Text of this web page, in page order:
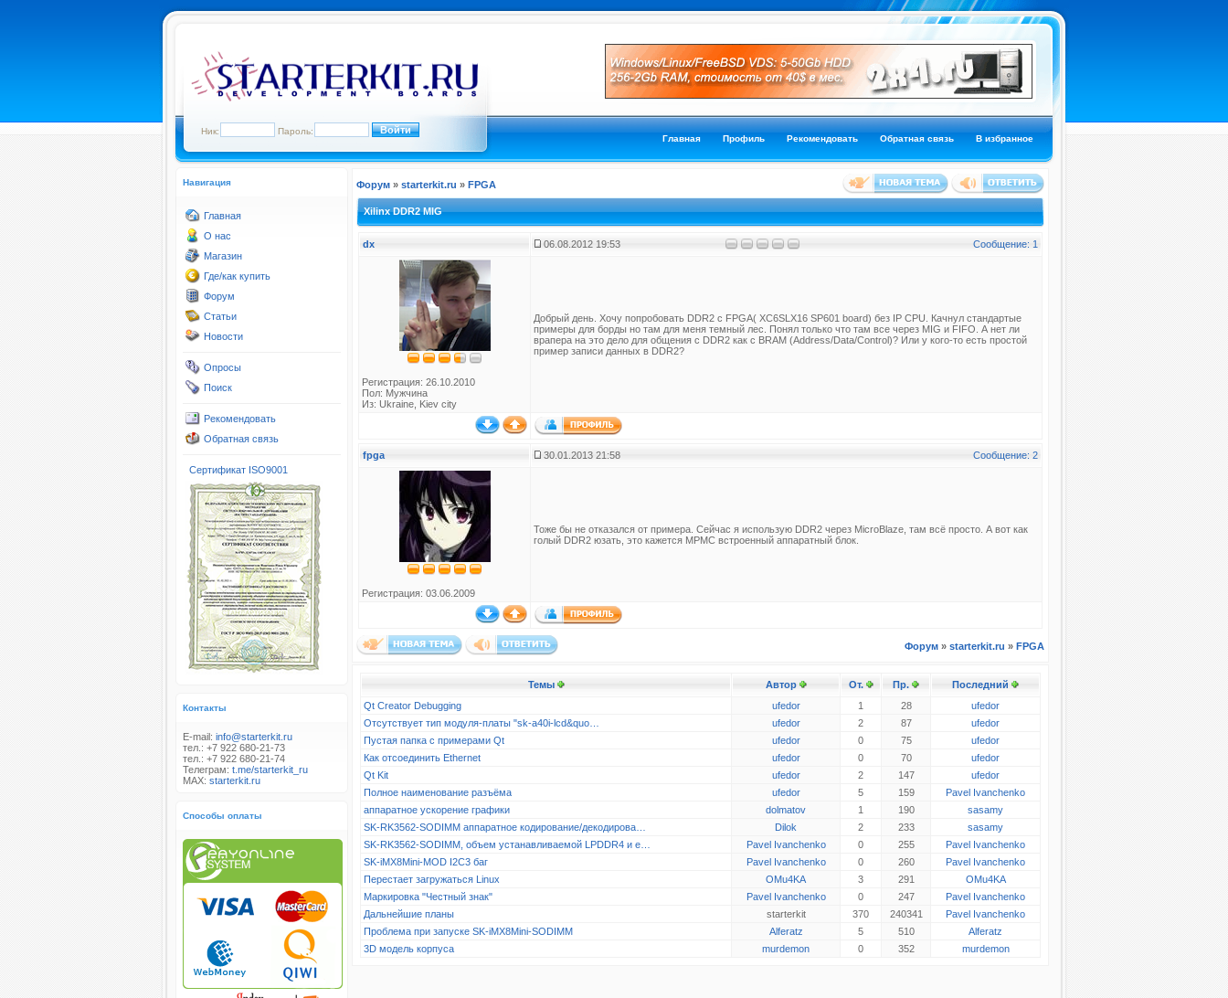
Ник: Пароль:
Главная Профиль Рекомендовать Обратная связь В избранное
Навигация
Главная
О нас
Магазин
Где/как купить
Форум
Статьи
Новости
Опросы
Поиск
Рекомендовать
Обратная связь
Сертификат ISO9001
Контакты
E-mail: info@starterkit.ru
тел.: +7 922 680-21-73
тел.: +7 922 680-21-74
Телеграм: t.me/starterkit_ru
MAX: starterkit.ru
Способы оплаты
Форум » starterkit.ru » FPGA
Xilinx DDR2 MIG
dx 06.08.2012 19:53 Сообщение: 1
Регистрация: 26.10.2010
Пол: Мужчина
Из: Ukraine, Kiev city
Добрый день. Хочу попробовать DDR2 c FPGA( XC6SLX16 SP601 board) без IP CPU. Качнул стандартые
примеры для борды но там для меня темный лес. Понял только что там все через MIG и FIFO. А нет ли
врапера на это дело для общения с DDR2 как с BRAM (Address/Data/Control)? Или у кого-то есть простой
пример записи данных в DDR2?
fpga 30.01.2013 21:58 Сообщение: 2
Регистрация: 03.06.2009
Тоже бы не отказался от примера. Сейчас я использую DDR2 через MicroBlaze, там всё просто. А вот как
голый DDR2 юзать, это кажется MPMC встроенный аппаратный блок.
Форум » starterkit.ru » FPGA
Темы Автор От. Пр.
Последний
Qt Creator Debugging
ufedor 1 28
ufedor
Отсутствует тип модуля-платы "sk-a40i-lcd&quo…
ufedor 2 87
ufedor
Пустая папка с примерами Qt
ufedor 0 75
ufedor
Как отсоединить Ethernet
ufedor 0 70
ufedor
Qt Kit
ufedor 2 147
ufedor
Полное наименование разъёма
ufedor 5 159
Pavel Ivanchenko
аппаратное ускорение графики
dolmatov 1 190
sasamy
SK-RK3562-SODIMM аппаратное кодирование/декодирова…
Dilok 2 233
sasamy
SK-RK3562-SODIMM, объем устанавливаемой LPDDR4 и e…
Pavel Ivanchenko 0 255
Pavel Ivanchenko
SK-iMX8Mini-MOD I2C3 баг
Pavel Ivanchenko 0 260
Pavel Ivanchenko
Перестает загружаться Linux
OMu4KA 3 291
OMu4KA
Маркировка "Честный знак"
Pavel Ivanchenko 0 247
Pavel Ivanchenko
Дальнейшие планы
starterkit 370 240341
Pavel Ivanchenko
Проблема при запуске SK-iMX8Mini-SODIMM
Alferatz 5 510
Alferatz
3D модель корпуса
murdemon 0 352 murdemon